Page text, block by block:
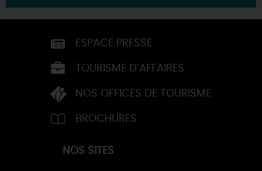
ESPACE PRESSE
TOURISME D’AFFAIRES
NOS OFFICES DE TOURISME
BROCHURES
NOS SITES